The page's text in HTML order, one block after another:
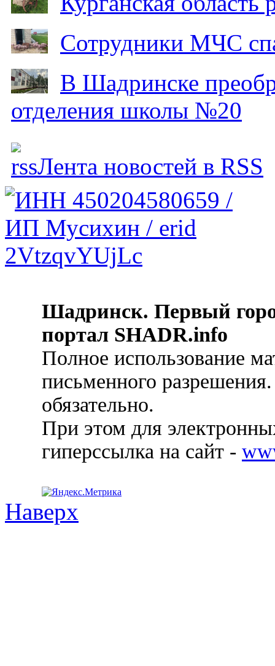
Сотрудники МЧС
В Шадринске
отделения школы №20
Лента новостей в RSS
Шадринск. Первый
портал SHADR.info
Полное использование
письменного
обязательно.
При этом для
гиперссылка на сайт -
Наверх